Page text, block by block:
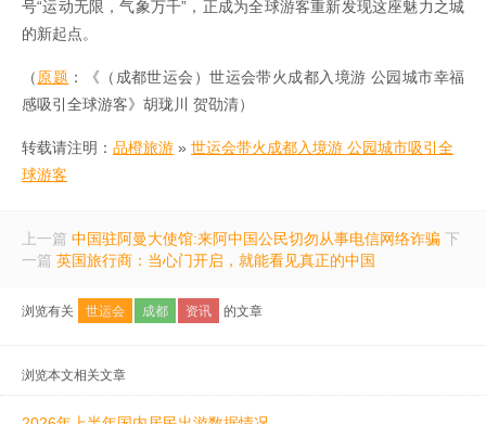
号“运动无限，气象万千”，正成为全球游客重新发现这座魅力之城
的新起点。
（原题 ：《（成都世运会）世运会带火成都入境游 公园城市幸福
感吸引全球游客》胡珑川 贺劭清）
转载请注明： 品橙旅游 » 世运会带火成都入境游 公园城市吸引全
球游客
上一篇 中国驻阿曼大使馆:来阿中国公民切勿从事电信网络诈骗 下
一篇 英国旅行商：当心门开启，就能看见真正的中国
浏览有关 世运会 成都 资讯 的文章
浏览本文相关文章